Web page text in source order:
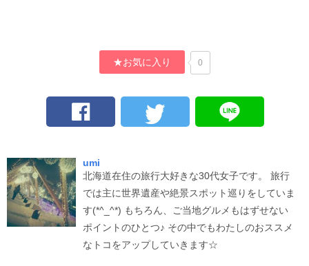
★お気に入り 0
umi
北海道在住の旅行大好きな30代女子です。 旅行
では主に世界遺産や絶景スポット巡りをしていま
す(*^_^*) もちろん、ご当地グルメもはずせない
ポイントのひとつ♪ その中でもわたしのおススメ
なトコをアップしていきます☆